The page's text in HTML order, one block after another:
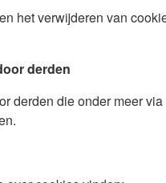
het verwijderen van
derden
derden die onder meer